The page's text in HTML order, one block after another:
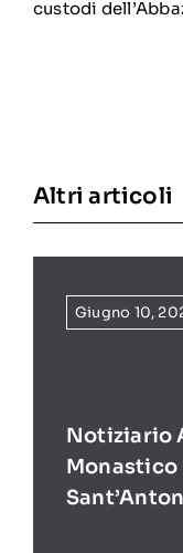
custodi
Altri articoli
Giugno 10,
Notiziario
Monastico